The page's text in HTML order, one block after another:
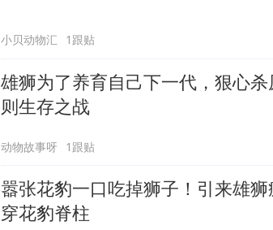
小贝动物汇 1跟贴
雄狮为了养育自己下一代，狠心
则生存之战
动物故事呀 1跟贴
嚣张花豹一口吃掉狮子！引来雄
穿花豹脊柱